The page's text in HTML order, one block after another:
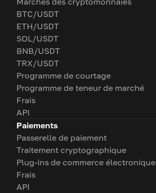
BTC/USDT
ETH/USDT
SOL/USDT
BNB/USDT
TRX/USDT
Programme de courtage
Programme de teneur de marché
Frais
API
Paiements
Passerelle de paiement
Traitement cryptographique
Plug-ins de commerce électronique
Frais
API